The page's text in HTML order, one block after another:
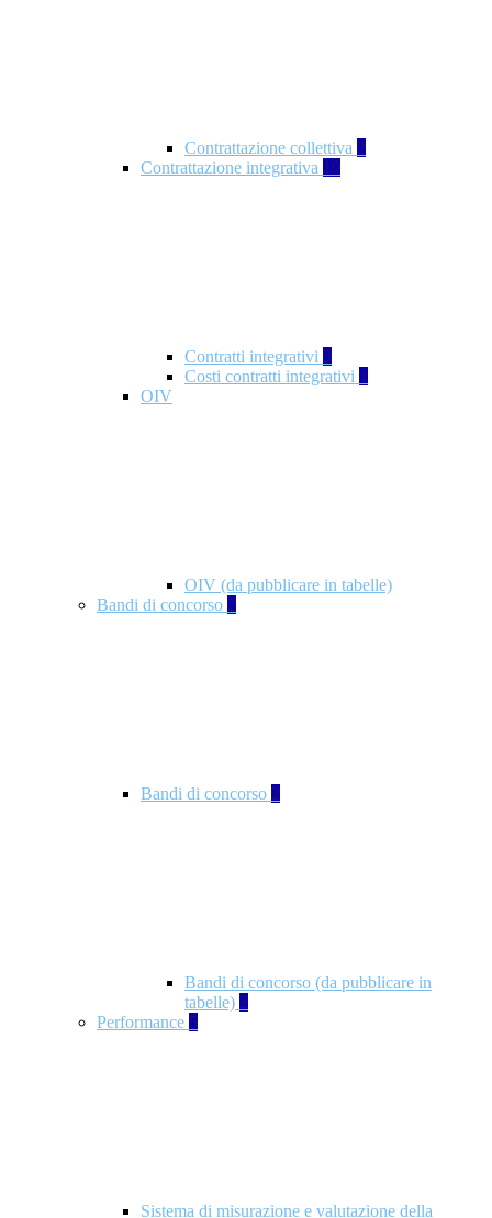
Contrattazione collettiva 2
Contrattazione integrativa 10
Contratti integrativi 3
Costi contratti integrativi 1
OIV
OIV (da pubblicare in tabelle)
Bandi di concorso 2
Bandi di concorso 2
Bandi di concorso (da pubblicare in
tabelle) 2
Performance 5
Sistema di misurazione e valutazione della